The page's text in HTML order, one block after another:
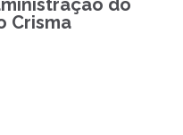
do
Crisma